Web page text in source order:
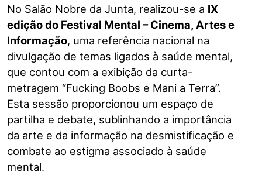
No Salão Nobre da Junta, realizou-se a IX
edição do Festival Mental – Cinema, Artes e
Informação, uma referência nacional na
divulgação de temas ligados à saúde mental,
que contou com a exibição da curta-
metragem “Fucking Boobs e Mani a Terra”.
Esta sessão proporcionou um espaço de
partilha e debate, sublinhando a importância
da arte e da informação na desmistificação e
combate ao estigma associado à saúde
mental.